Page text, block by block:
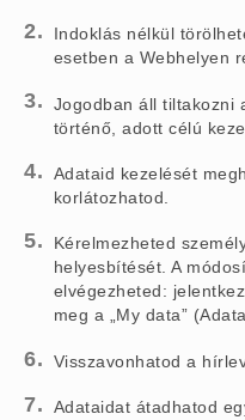
Indoklás nélkül
esetben a Webhelyen
Jogodban áll tiltakozni
történő, adott célú
Adataid kezelését
korlátozhatod.
Kérelmezheted
helyesbítését. A
elvégezheted:
meg a „My data”
Visszavonhatod a
Adataidat átadhatod